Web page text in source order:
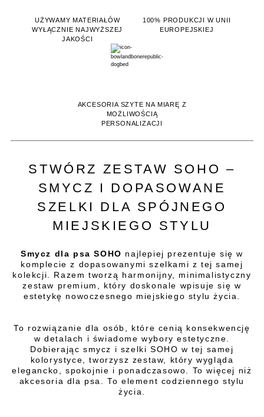
UŻYWAMY MATERIAŁÓW
WYŁĄCZNIE NAJWYŻSZEJ
JAKOŚCI
100% PRODUKCJI W UNII
EUROPEJSKIEJ
AKCESORIA SZYTE NA MIARĘ Z
MOŻLIWOŚCIĄ
PERSONALIZACJI
STWÓRZ ZESTAW SOHO –
SMYCZ I DOPASOWANE
SZELKI DLA SPÓJNEGO
MIEJSKIEGO STYLU
Smycz dla psa SOHO najlepiej prezentuje się w
komplecie z dopasowanymi szelkami z tej samej
kolekcji. Razem tworzą harmonijny, minimalistyczny
zestaw premium, który doskonale wpisuje się w
estetykę nowoczesnego miejskiego stylu życia.
To rozwiązanie dla osób, które cenią konsekwencję
w detalach i świadome wybory estetyczne.
Dobierając smycz i szelki SOHO w tej samej
kolorystyce, tworzysz zestaw, który wygląda
elegancko, spokojnie i ponadczasowo. To więcej niż
akcesoria dla psa. To element codziennego stylu
życia.